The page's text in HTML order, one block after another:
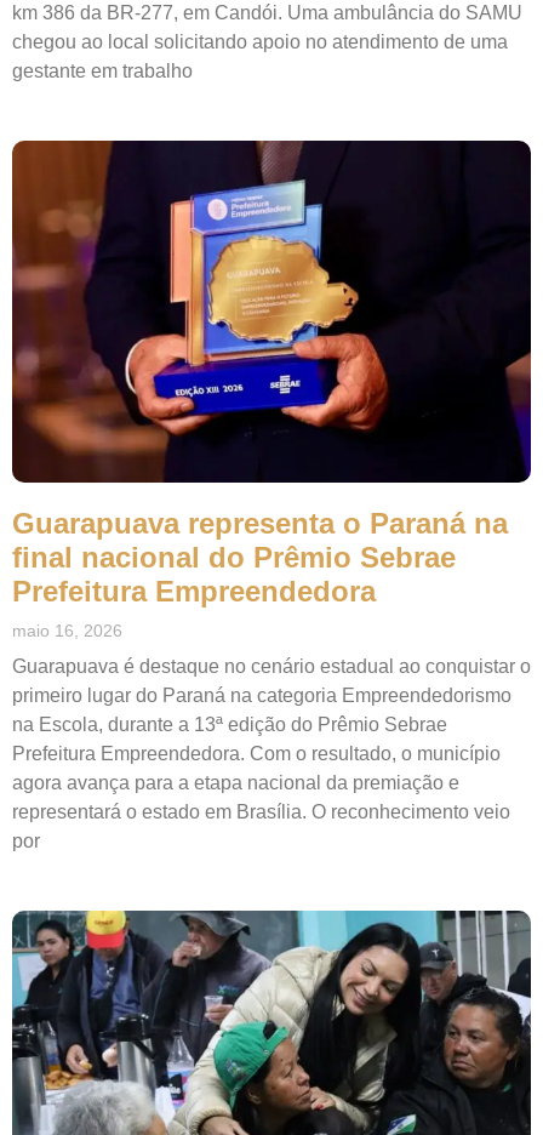
km 386 da BR-277, em Candói. Uma ambulância do SAMU
chegou ao local solicitando apoio no atendimento de uma
gestante em trabalho
Guarapuava representa o Paraná na
final nacional do Prêmio Sebrae
Prefeitura Empreendedora
maio 16, 2026
Guarapuava é destaque no cenário estadual ao conquistar o
primeiro lugar do Paraná na categoria Empreendedorismo
na Escola, durante a 13ª edição do Prêmio Sebrae
Prefeitura Empreendedora. Com o resultado, o município
agora avança para a etapa nacional da premiação e
representará o estado em Brasília. O reconhecimento veio
por